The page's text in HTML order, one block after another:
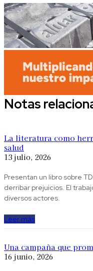
Notas
La literatura como
salud
13 julio, 2026
Presentan un libro sobre
derribar prejuicios. El
diversos actores.
Leer más
Una campaña que
16 junio, 2026